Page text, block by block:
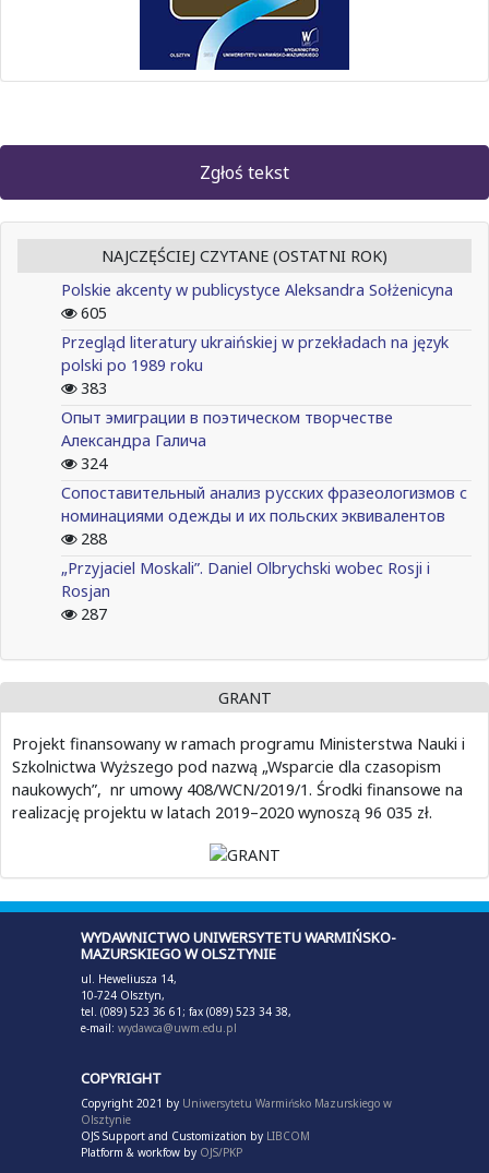
Zgłoś tekst
NAJCZĘŚCIEJ CZYTANE (OSTATNI ROK)
Polskie akcenty w publicystyce Aleksandra Sołżenicyna
605
Przegląd literatury ukraińskiej w przekładach na język
polski po 1989 roku
383
Опыт эмиграции в поэтическом творчестве
Александра Галича
324
Сопоставительный анализ русских фразеологизмов с
номинациями одежды и их польских эквивалентов
288
„Przyjaciel Moskali”. Daniel Olbrychski wobec Rosji i
Rosjan
287
GRANT
Projekt finansowany w ramach programu Ministerstwa Nauki i
Szkolnictwa Wyższego pod nazwą „Wsparcie dla czasopism
naukowych”, nr umowy 408/WCN/2019/1. Środki finansowe na
realizację projektu w latach 2019–2020 wynoszą 96 035 zł.
WYDAWNICTWO UNIWERSYTETU WARMIŃSKO-
MAZURSKIEGO W OLSZTYNIE
ul. Heweliusza 14,
10-724 Olsztyn,
tel. (089) 523 36 61; fax (089) 523 34 38,
e-mail: wydawca@uwm.edu.pl
COPYRIGHT
Copyright 2021 by Uniwersytetu Warmińsko Mazurskiego w
Olsztynie
OJS Support and Customization by LIBCOM
Platform & workfow by OJS/PKP